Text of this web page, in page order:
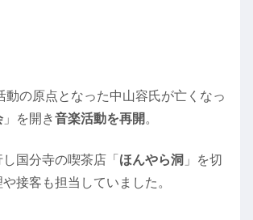
動の原点となった中山容氏が亡くなっ
」を開き音楽活動を再開。
国分寺の喫茶店「 ほんやら洞 」を切
接客も担当していました。